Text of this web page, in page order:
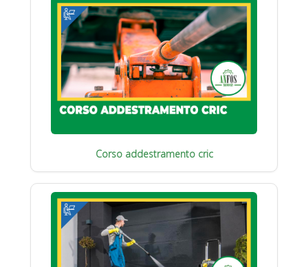
Corso addestramento cric